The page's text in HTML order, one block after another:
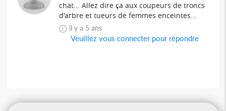
chat... Allez dire ça aux coupeurs de troncs
d'arbre et tueurs de femmes enceintes...
il y a 5 ans
Veuillez vous connecter pour répondre